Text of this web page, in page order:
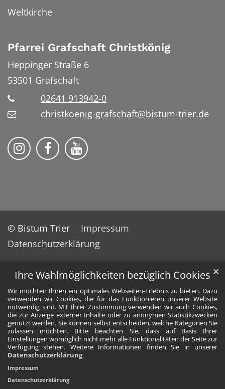
Ihre Wahlmöglichkeiten bezüglich Cookies
Wir möchten Ihnen ein optimales Webseiten-Erlebnis zu bieten. Dazu
verwenden wir Cookies, die für das Funktionieren unserer Website
notwendig sind. Mit Ihrer Zustimmung verwenden wir auch Cookies,
die zur Anzeige externer Inhalte oder zu anonymen Statistikzwecken
genutzt werden. Sie können selbst entscheiden, welche Kategorien Sie
zulassen möchten. Bitte beachten Sie, dass auf Basis Ihrer
Einstellungen womöglich nicht mehr alle Funktionalitäten der Seite zur
Verfügung stehen. Weitere Informationen finden Sie in unserer
Datenschutzerklärung.
✕
Impressum
Datenschutzerklärung
Weltkirche
Pfarrei Grafschaft Christkönig
Heppinger Straße 6
53501 Grafschaft
02641 913942-0
christkoenig-grafschaft@bistum-trier.de
Pfarreiengemeinschaft Grafschaft auf
Pfarreiengemeinschaft Grafschaft
Pfarreiengemeinschaft
© Bistum Trier
Impressum
Datenschutzerklärung